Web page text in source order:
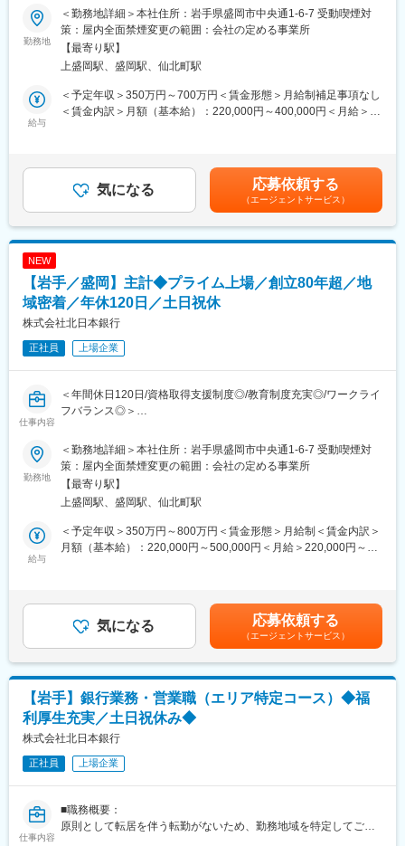
管理職（または管理職候補）として社内SEを担当していただきま
す。
■職務内容：
社内SEとして、社内システム、ネットワーク、セキュリティに関
する企画・構築・開発・保守・運用についての業務を担当してい
ただきます。（適性、ご希望等により異動・転勤の可能性があり
事務システム部のシステム部門は、約40名の人員で業務運営をし
ています。
（他業種からの中途入行者が多数活躍中です※）
■教育制度：
OJT制度、階層別研修、職能別研修、行外研修への派遣、通信教
度と人財育成施策をスタート。お客さま・地域の未来をサポート
することはもちろん、行員一人ひとりが自身のキャリアをデザイ
・人財育成施策：キャリアパス、1on1ミーティング、キャリアチ
ャレンジ制度など
■求める人物像：
力・経験を有した即戦力となる人材を求めています。自身のキャ
リアを当行で活かす意欲のある方との出会いを楽しみにしていま
変更の範囲：会社の定める業務
勤務地
＜勤務地詳細＞本社住所：岩手県盛岡市中央通1-6-7 受動喫煙対
策：屋内全面禁煙変更の範囲：会社の定める事業所
【最寄り駅】
上盛岡駅、盛岡駅、仙北町駅
給与
＜予定年収＞350万円～700万円＜賃金形態＞月給制補足事項なし
＜賃金内訳＞月額（基本給）：220,000円～400,000円＜月給＞
す。月給(月額)は固定手当を含めた表記です。
気になる 応募依頼する
（エージェントサービス）
NEW
【岩手／盛岡】主計◆プライム上場／創立80年超／地
域密着／年休120日／土日祝休
株式会社北日本銀行
正社員 上場企業
仕事内容
＜年間休日120日/資格取得支援制度◎/教育制度充実◎/ワークライ
フバランス◎＞
銀行の主計ポジションを担当していただきます。
■職務概要：
経営企画部 主計グループの一員として、銀行の主計業務を行って
いただきます。（適性、ご希望等により異動・転勤の可能性があ
りますが、当面はございません。同部にてご勤務いただきま
す。）
決算仕訳、財務諸表の作成に加え、営業店・関連部署に対する
アドバイス等
申告書作成・税金納付までの実務に加え、営業店・関連部署に
対するアドバイス
・税務調査対応
国税調査官からの資料提出依頼に対する行内調整、調査官との
協議対応
・収益計画の作成
短期・中期の収益計画の作成と進捗確認
・開示資料、当局宛て報告書の作成
決算短信、有価証券報告書、金融庁等への各種報告書の作成
勤務地
＜勤務地詳細＞本社住所：岩手県盛岡市中央通1-6-7 受動喫煙対
策：屋内全面禁煙変更の範囲：会社の定める事業所
【最寄り駅】
上盛岡駅、盛岡駅、仙北町駅
給与
＜予定年収＞350万円～800万円＜賃金形態＞月給制＜賃金内訳＞
月額（基本給）：220,000円～500,000円＜月給＞220,000円～
は固定手当を含めた表記です。
気になる 応募依頼する
（エージェントサービス）
【岩手】銀行業務・営業職（エリア特定コース）◆福
利厚生充実／土日祝休み◆
株式会社北日本銀行
正社員 上場企業
仕事内容
■職務概要：
原則として転居を伴う転勤がないため、勤務地域を特定してご勤